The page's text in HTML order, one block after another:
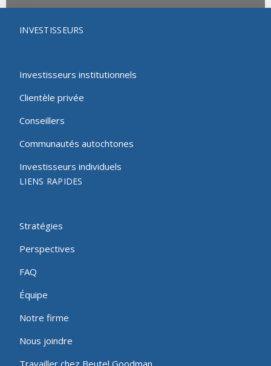
INVESTISSEURS
Investisseurs institutionnels
Clientèle privée
Conseillers
Communautés autochtones
Investisseurs individuels
LIENS RAPIDES
Stratégies
Perspectives
FAQ
Équipe
Notre firme
Nous joindre
Travailler chez Beutel Goodman